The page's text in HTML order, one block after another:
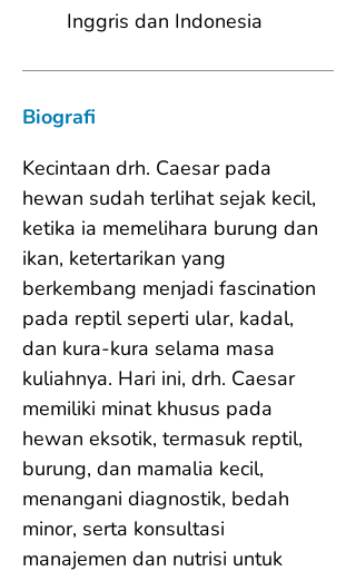
Inggris dan Indonesia
Biografi
Kecintaan drh. Caesar pada
hewan sudah terlihat sejak kecil,
ketika ia memelihara burung dan
ikan, ketertarikan yang
berkembang menjadi fascination
pada reptil seperti ular, kadal,
dan kura-kura selama masa
kuliahnya. Hari ini, drh. Caesar
memiliki minat khusus pada
hewan eksotik, termasuk reptil,
burung, dan mamalia kecil,
menangani diagnostik, bedah
minor, serta konsultasi
manajemen dan nutrisi untuk